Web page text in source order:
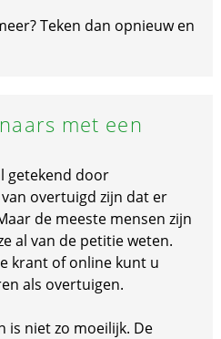
Teken dan opnieuw en
met een
getekend door
overtuigd zijn dat er
de meeste mensen zijn
al van de petitie weten.
krant of online kunt u
als overtuigen.
is niet zo moeilijk. De